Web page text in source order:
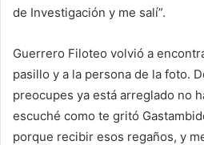
de Investigación y me salí”.
Guerrero Filoteo volvió a
pasillo y a la persona de la foto.
preocupes ya está arreglado no
escuché como te gritó
porque recibir esos regaños, y